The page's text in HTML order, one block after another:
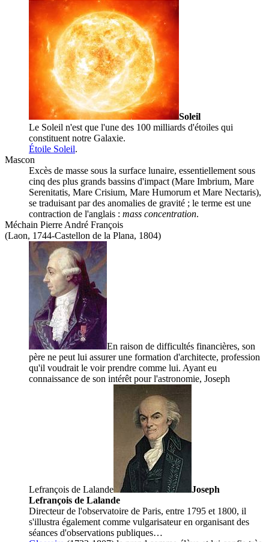
Soleil
Le Soleil n'est que l'une des 100 milliards d'étoiles qui
constituent notre Galaxie.
Étoile Soleil.
Mascon
Excès de masse sous la surface lunaire, essentiellement sous
cinq des plus grands bassins d'impact (Mare Imbrium, Mare
Serenitatis, Mare Crisium, Mare Humorum et Mare Nectaris),
se traduisant par des anomalies de gravité ; le terme est une
contraction de l'anglais : mass concentration.
Méchain Pierre André François
(Laon, 1744-Castellon de la Plana, 1804)
En raison de difficultés financières, son
père ne peut lui assurer une formation d'architecte, profession
qu'il voudrait le voir prendre comme lui. Ayant eu
connaissance de son intérêt pour l'astronomie, Joseph
Lefrançois de Lalande
Joseph
Lefrançois de Lalande
Directeur de l'observatoire de Paris, entre 1795 et 1800, il
s'illustra également comme vulgarisateur en organisant des
séances d'observations publiques…